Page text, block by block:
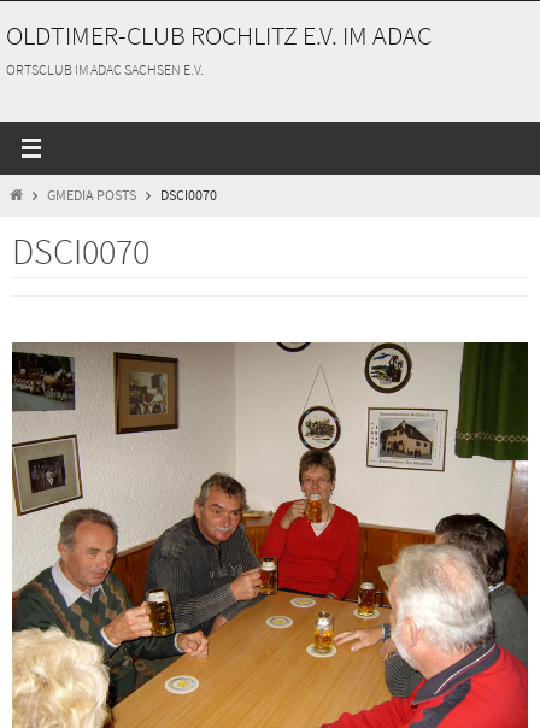
Inhalt
springen
OLDTIMER-CLUB ROCHLITZ E.V. IM ADAC
ORTSCLUB IM ADAC SACHSEN E.V.
STARTGMEDIA POSTS DSCI0070
DSCI0070